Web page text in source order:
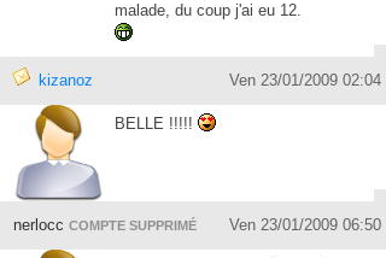
malade, du coup j'ai eu 12.
kizanoz Ven 23/01/2009 02:04
BELLE !!!!!
nerlocc COMPTE SUPPRIMÉ Ven 23/01/2009 06:50